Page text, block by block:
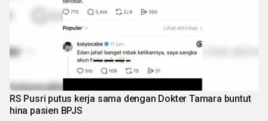
RS Pusri putus kerja sama dengan Dokter Tamara buntut
hina pasien BPJS